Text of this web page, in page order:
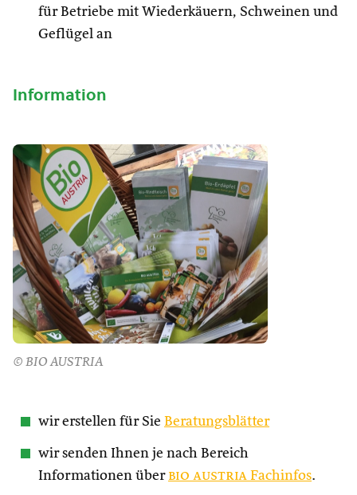
für Betriebe mit Wiederkäuern, Schweinen und
Geflügel an
Information
© BIO AUSTRIA
wir erstellen für Sie Beratungsblätter
wir senden Ihnen je nach Bereich
Informationen über bio austria Fachinfos.